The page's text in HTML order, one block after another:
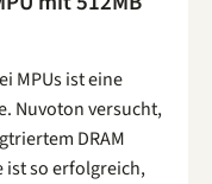
MPUs ist eine
Nuvoton versucht,
DRAM
ist so erfolgreich,